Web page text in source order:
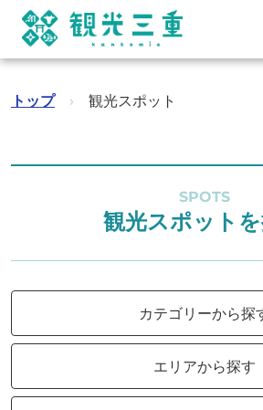
トップ › 観光スポット
SPOTS
観光スポット
カテゴリーから探
エリアから探す